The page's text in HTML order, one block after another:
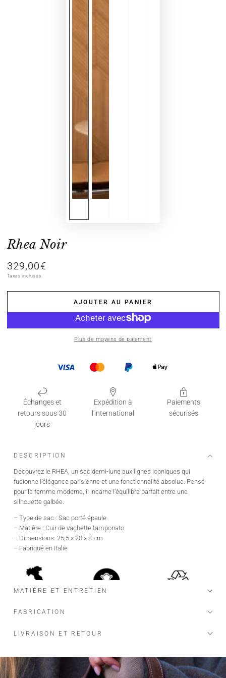
Rhea Noir
Prix
normal
329,00€
Taxes incluses.
AJOUTER AU PANIER
Plus de moyens de paiement
Échanges et
retours sous 30
jours
Expédition à
l'international
Paiements
sécurisés
DESCRIPTION
Découvrez le RHEA, un sac demi-lune aux lignes iconiques qui
fusionne l’élégance parisienne et une fonctionnalité absolue. Pensé
pour la femme moderne, il incarne l’équilibre parfait entre une
silhouette galbée.
– Type de sac : Sac porté épaule
– Matière : Cuir de vachette tamponato
– Dimensions: 25,5 x 20 x 8 cm
– Fabriqué en Italie
MATIÈRE ET ENTRETIEN
FABRICATION
LIVRAISON ET RETOUR